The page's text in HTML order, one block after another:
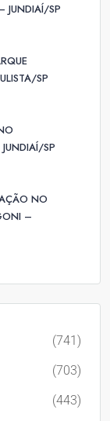
JUNDIAÍ/SP
SP
SP
NO
–
(741)
(703)
(443)